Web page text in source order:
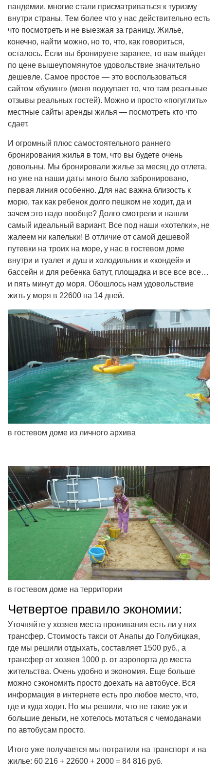
пандемии, многие стали присматриваться к туризму
внутри страны. Тем более что у нас действительно есть
что посмотреть и не выезжая за границу. Жилье,
конечно, найти можно, но то, что, как говориться,
осталось. Если вы бронируете заранее, то вам выйдет
по цене вышеупомянутое удовольствие значительно
дешевле. Самое простое — это воспользоваться
сайтом «букинг» (меня подкупает то, что там реальные
отзывы реальных гостей). Можно и просто «погуглить»
местные сайты аренды жилья — посмотреть кто что
сдает.
И огромный плюс самостоятельного раннего
бронирования жилья в том, что вы будете очень
довольны. Мы бронировали жилье за месяц до отлета,
но уже на наши даты много было забронировано,
первая линия особенно. Для нас важна близость к
морю, так как ребенок долго пешком не ходит, да и
зачем это надо вообще? Долго смотрели и нашли
самый идеальный вариант. Все под наши «хотелки», не
жалеем ни капельки! В отличие от самой дешевой
путевки на троих на море, у нас в гостевом доме
внутри и туалет и душ и холодильник и «кондей» и
бассейн и для ребенка батут, площадка и все все все…
и пять минут до моря. Обошлось нам удовольствие
жить у моря в 22600 на 14 дней.
в гостевом доме из личного архива
в гостевом доме на территории
Четвертое правило экономии:
Уточняйте у хозяев места проживания есть ли у них
трансфер. Стоимость такси от Анапы до Голубицкая,
где мы решили отдыхать, составляет 1500 руб., а
трансфер от хозяев 1000 р. от аэропорта до места
жительства. Очень удобно и экономия. Еще больше
можно сэкономить просто доехать на автобусе. Вся
информация в интернете есть про любое место, что,
где и куда ходит. Но мы решили, что не такие уж и
большие деньги, не хотелось мотаться с чемоданами
по автобусам просто.
Итого уже получается мы потратили на транспорт и на
жилье: 60 216 + 22600 + 2000 = 84 816 руб.